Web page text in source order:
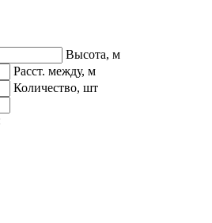
Высота, м
Расст. между, м
Количество, шт